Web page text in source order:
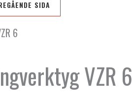
SIDA
6
VZR 6